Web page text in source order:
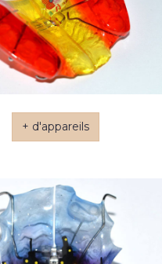
+ d'appareils